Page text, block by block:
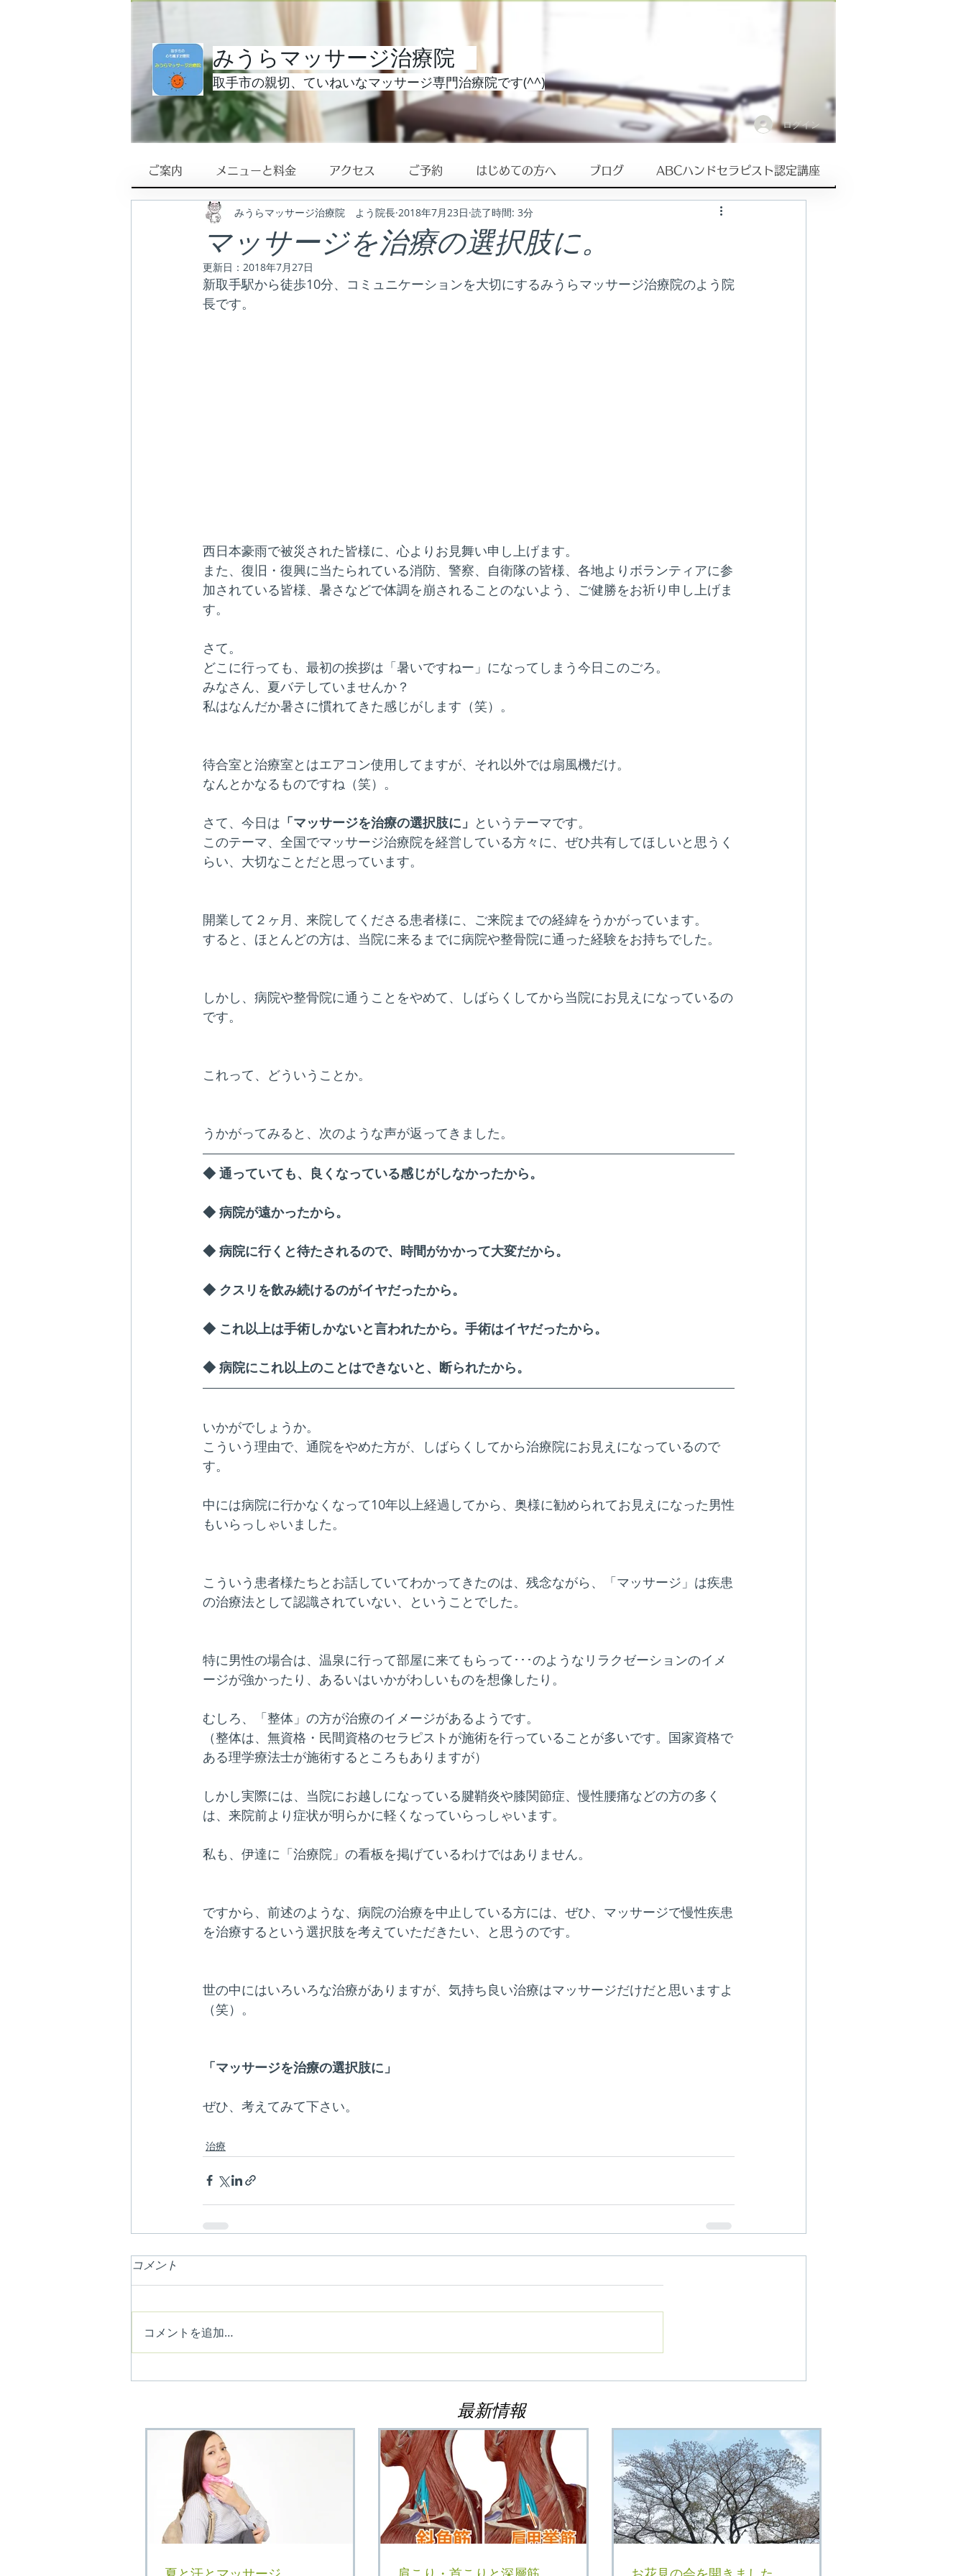
みうらマッサージ治療院
取手市の親切、ていねいなマッサージ専門治療院です(^^)
ログイン
ご案内 メニューと料金 アクセス ご予約 はじめての方へ ブログ ABCハンドセラピスト認定講座
マッサージを治療の選択肢に。
みうらマッサージ治療院 よう院長 2018年7月23日 読了時間: 3分
更新日： 2018年7月27日
新取手駅から徒歩10分、コミュニケーションを大切にするみうらマッサージ治療院のよう院
長です。
西日本豪雨で被災された皆様に、心よりお見舞い申し上げます。
また、復旧・復興に当たられている消防、警察、自衛隊の皆様、各地よりボランティアに参
加されている皆様、暑さなどで体調を崩されることのないよう、ご健勝をお祈り申し上げま
す。
さて。
どこに行っても、最初の挨拶は「暑いですねー」になってしまう今日このごろ。
みなさん、夏バテしていませんか？
私はなんだか暑さに慣れてきた感じがします（笑）。
待合室と治療室とはエアコン使用してますが、それ以外では扇風機だけ。
なんとかなるものですね（笑）。
さて、今日は 「マッサージを治療の選択肢に」 というテーマです。
このテーマ、全国でマッサージ治療院を経営している方々に、ぜひ共有してほしいと思うく
らい、大切なことだと思っています。
開業して２ヶ月、来院してくださる患者様に、ご来院までの経緯をうかがっています。
すると、ほとんどの方は、当院に来るまでに病院や整骨院に通った経験をお持ちでした。
しかし、病院や整骨院に通うことをやめて、しばらくしてから当院にお見えになっているの
です。
これって、どういうことか。
うかがってみると、次のような声が返ってきました。
◆ 通っていても、良くなっている感じがしなかったから。
◆ 病院が遠かったから。
◆ 病院に行くと待たされるので、時間がかかって大変だから。
◆ クスリを飲み続けるのがイヤだったから。
◆ これ以上は手術しかないと言われたから。手術はイヤだったから。
◆ 病院にこれ以上のことはできないと、断られたから。
いかがでしょうか。
こういう理由で、通院をやめた方が、しばらくしてから治療院にお見えになっているので
す。
中には病院に行かなくなって10年以上経過してから、奥様に勧められてお見えになった男性
もいらっしゃいました。
こういう患者様たちとお話していてわかってきたのは、残念ながら、「マッサージ」は疾患
の治療法として認識されていない、ということでした。
特に男性の場合は、温泉に行って部屋に来てもらって･･･のようなリラクゼーションのイメ
ージが強かったり、あるいはいかがわしいものを想像したり。
むしろ、「整体」の方が治療のイメージがあるようです。
（整体は、無資格・民間資格のセラピストが施術を行っていることが多いです。国家資格で
ある理学療法士が施術するところもありますが）
しかし実際には、当院にお越しになっている腱鞘炎や膝関節症、慢性腰痛などの方の多く
は、来院前より症状が明らかに軽くなっていらっしゃいます。
私も、伊達に「治療院」の看板を掲げているわけではありません。
ですから、前述のような、病院の治療を中止している方には、ぜひ、マッサージで慢性疾患
を治療するという選択肢を考えていただきたい、と思うのです。
世の中にはいろいろな治療がありますが、気持ち良い治療はマッサージだけだと思いますよ
（笑）。
「マッサージを治療の選択肢に」
ぜひ、考えてみて下さい。
治療
コメント
コメントを追加…
最新情報